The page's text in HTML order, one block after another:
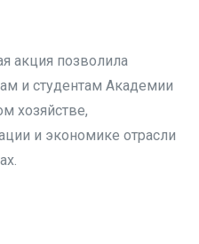
акция позволила
и студентам Академии
хозяйстве,
и экономике отрасли